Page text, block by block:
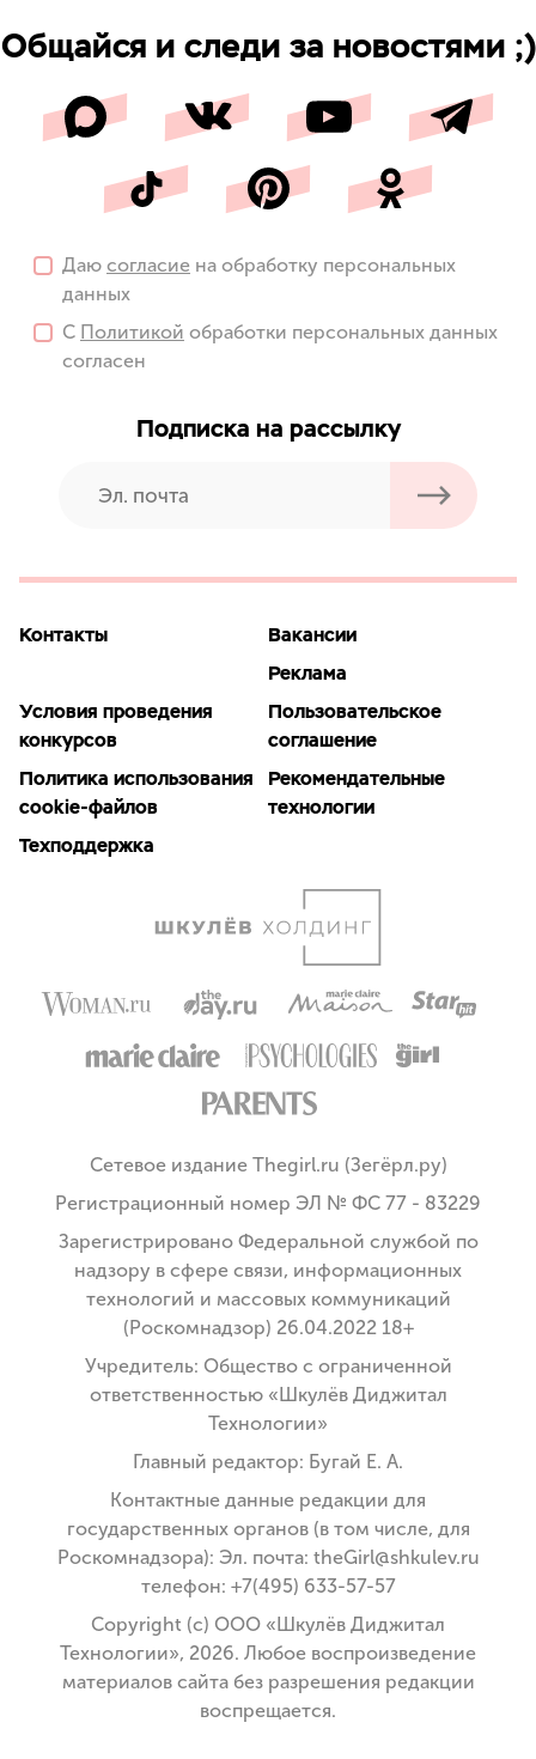
Общайся и следи за новостями ;)
Даю согласие на обработку персональных
данных
С Политикой обработки персональных данных
согласен
Подписка на рассылку
Контакты
Вакансии
Реклама
Условия проведения
конкурсов
Пользовательское
соглашение
Политика использования
cookie-файлов
Рекомендательные
технологии
Техподдержка
Сетевое издание Thegirl.ru (Зегёрл.ру)
Регистрационный номер ЭЛ № ФС 77 - 83229
Зарегистрировано Федеральной службой по
надзору в сфере связи, информационных
технологий и массовых коммуникаций
(Роскомнадзор) 26.04.2022 18+
Учредитель: Общество с ограниченной
ответственностью «Шкулёв Диджитал
Технологии»
Главный редактор: Бугай Е. А.
Контактные данные редакции для
государственных органов (в том числе, для
Роскомнадзора): Эл. почта: theGirl@shkulev.ru
телефон: +7(495) 633-57-57
Copyright (с) ООО «Шкулёв Диджитал
Технологии», 2026. Любое воспроизведение
материалов сайта без разрешения редакции
воспрещается.